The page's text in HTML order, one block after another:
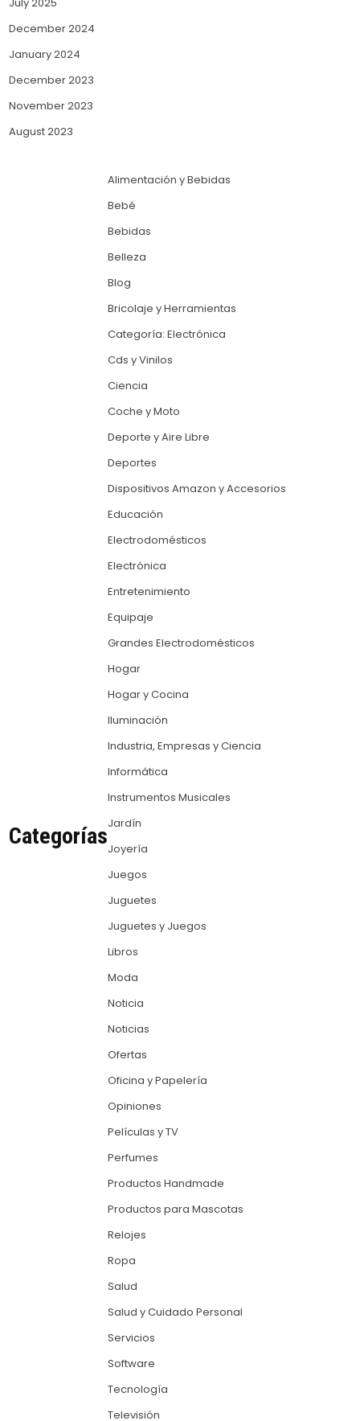
December 2024
January 2024
December 2023
November 2023
August 2023
Categorías
Alimentación y Bebidas
Bebé
Bebidas
Belleza
Blog
Bricolaje y Herramientas
Categoría: Electrónica
Cds y Vinilos
Ciencia
Coche y Moto
Deporte y Aire Libre
Deportes
Dispositivos Amazon y Accesorios
Educación
Electrodomésticos
Electrónica
Entretenimiento
Equipaje
Grandes Electrodomésticos
Hogar
Hogar y Cocina
Iluminación
Industria, Empresas y Ciencia
Informática
Instrumentos Musicales
Jardín
Joyería
Juegos
Juguetes
Juguetes y Juegos
Libros
Moda
Noticia
Noticias
Ofertas
Oficina y Papelería
Opiniones
Películas y TV
Perfumes
Productos Handmade
Productos para Mascotas
Relojes
Ropa
Salud
Salud y Cuidado Personal
Servicios
Software
Tecnología
Televisión